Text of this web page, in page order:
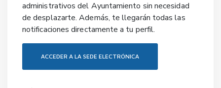
administrativos del Ayuntamiento sin necesidad
de desplazarte. Además, te llegarán todas las
notificaciones directamente a tu perfil.
ACCEDER A LA SEDE ELECTRÓNICA